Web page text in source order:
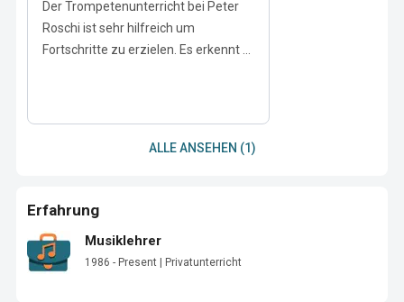
Der Trompetenunterricht bei Peter
Roschi ist sehr hilfreich um
Fortschritte zu erzielen. Es erkennt ...
ALLE ANSEHEN (1)
Erfahrung
Musiklehrer
1986 - Present | Privatunterricht